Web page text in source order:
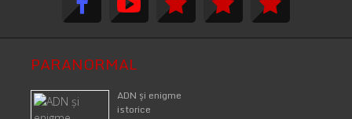
PARANORMAL
ADN şi enigme
istorice